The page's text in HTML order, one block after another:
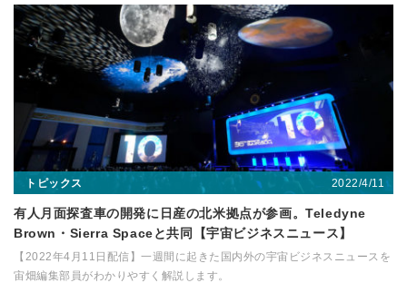
トピックス 2022/4/11
有人月面探査車の開発に日産の北米拠点が参画。Teledyne
Brown・Sierra Spaceと共同【宇宙ビジネスニュース】
【2022年4月11日配信】一週間に起きた国内外の宇宙ビジネスニュースを
宙畑編集部員がわかりやすく解説します。